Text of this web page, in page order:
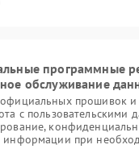
программные
обслуживание
прошивок и
с пользовательскими
информации при